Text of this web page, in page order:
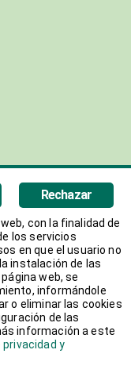
Rechazar
con la finalidad de
los servicios
en que el usuario no
instalación de las
web, se
informándole
o eliminar las cookies
de las
información a este
privacidad y